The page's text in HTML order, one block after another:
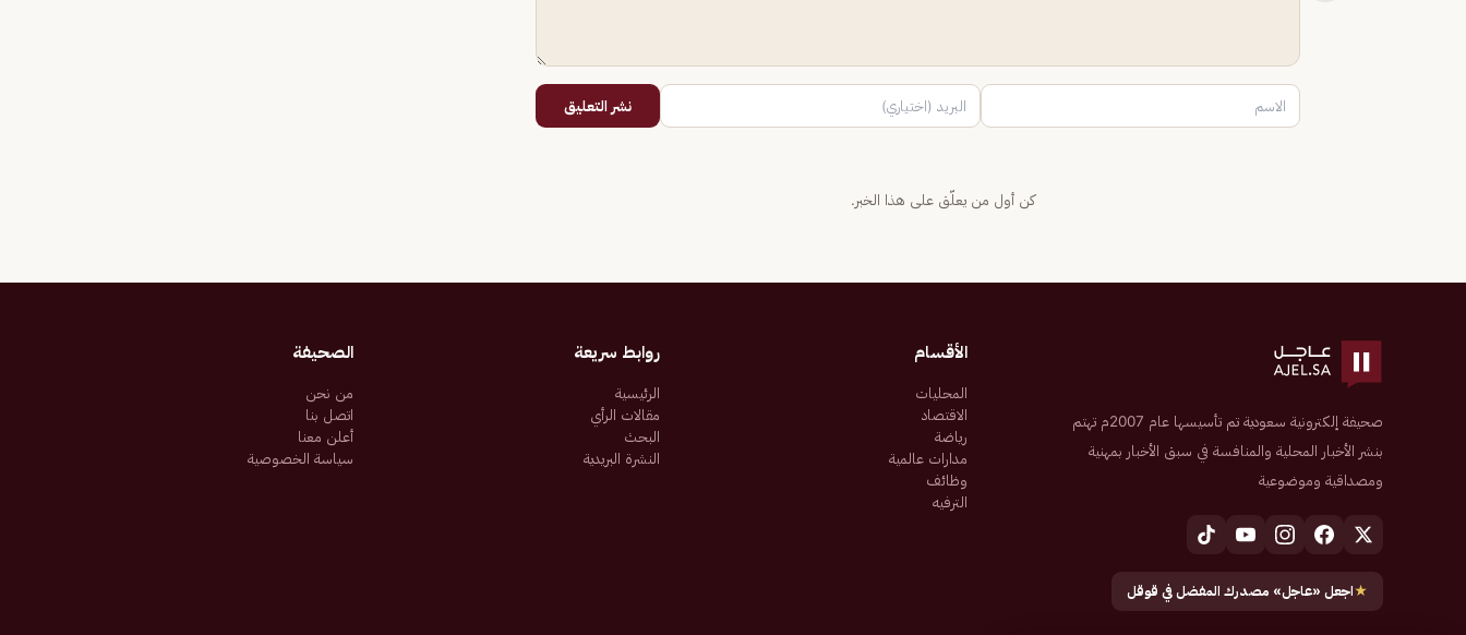
نشر التعليق
كن أول من يعلّق على هذا الخبر.
صحيفة إلكترونية سعودية تم تأسيسها عام 2007م تهتم
بنشر الأخبار المحلية والمنافسة في سبق الأخبار بمهنية
ومصداقية وموضوعية
★اجعل «عاجل» مصدرك المفضل في قوقل
الأقسام
المحليات
الاقتصاد
رياضة
مدارات عالمية
وظائف
الترفيه
روابط سريعة
الرئيسية
مقالات الرأي
البحث
النشرة البريدية
الصحيفة
من نحن
اتصل بنا
أعلن معنا
سياسة الخصوصية